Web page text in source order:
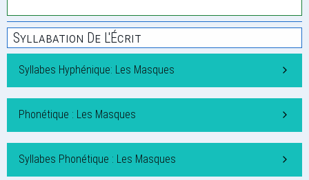
Syllabation De L'Écrit
Syllabes Hyphénique: Les Masques
Phonétique : Les Masques
Syllabes Phonétique : Les Masques